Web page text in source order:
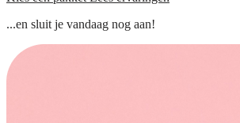
...en sluit je vandaag nog aan!